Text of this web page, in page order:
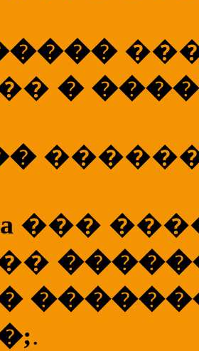
�
���
.